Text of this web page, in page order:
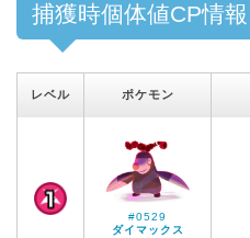
捕獲時個体値CP情報
レベル ポケモン
#0529
ダイマックス